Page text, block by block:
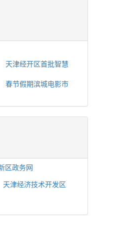
天津经开区首批智慧
春节假期滨城电影市
区政务网
天津经济技术开发区